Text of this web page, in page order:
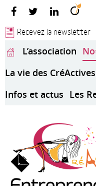
Recevez la newsletter
L’association
La vie des CréActives
Infos et actus Les